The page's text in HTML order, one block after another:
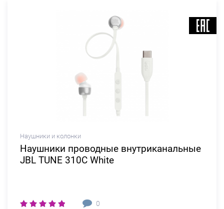
Наушники и колонки
Наушники проводные внутриканальные
JBL TUNE 310C White
0